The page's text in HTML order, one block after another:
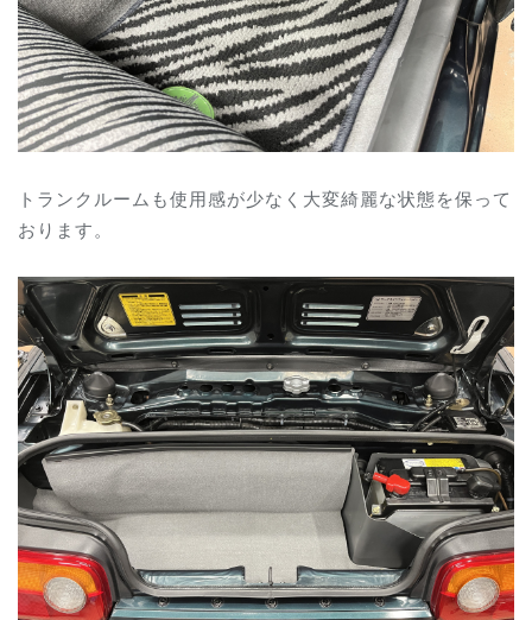
トランクルームも使用感が少なく大変綺麗な状態を保って
おります。